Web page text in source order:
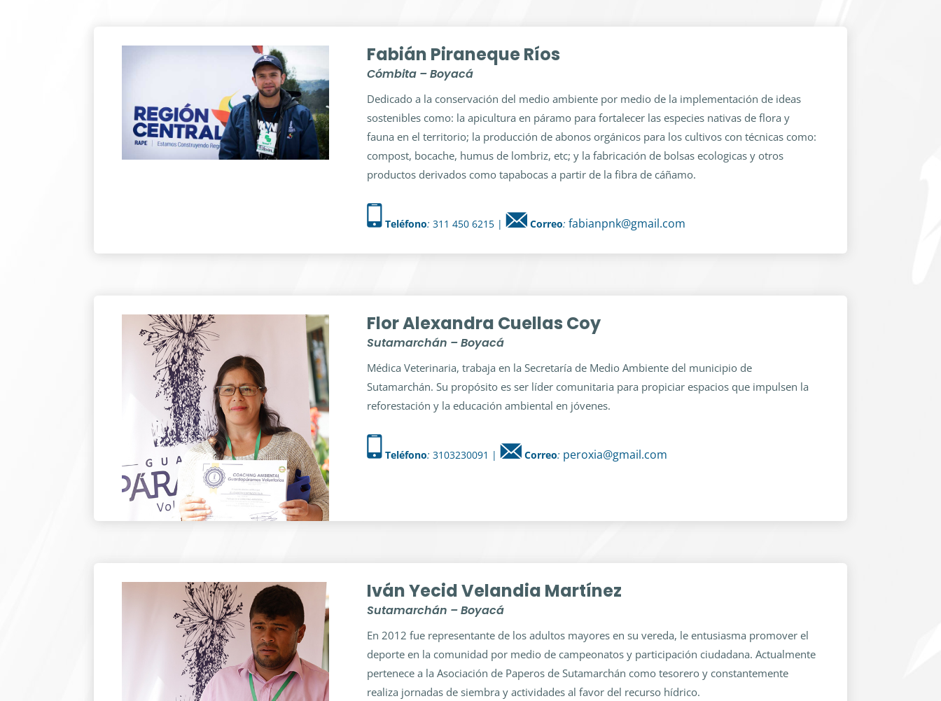
Fabián Piraneque Ríos
Cómbita – Boyacá
Dedicado a la conservación del medio ambiente por medio de la implementación de ideas
sostenibles como: la apicultura en páramo para fortalecer las especies nativas de flora y
fauna en el territorio; la producción de abonos orgánicos para los cultivos con técnicas como:
compost, bocache, humus de lombriz, etc; y la fabricación de bolsas ecologicas y otros
productos derivados como tapabocas a partir de la fibra de cáñamo.
Teléfono: 311 450 6215 | Correo: fabianpnk@gmail.com
Flor Alexandra Cuellas Coy
Sutamarchán – Boyacá
Médica Veterinaria, trabaja en la Secretaría de Medio Ambiente del municipio de
Sutamarchán. Su propósito es ser líder comunitaria para propiciar espacios que impulsen la
reforestación y la educación ambiental en jóvenes.
Teléfono: 3103230091 | Correo: peroxia@gmail.com
Iván Yecid Velandia Martínez
Sutamarchán – Boyacá
En 2012 fue representante de los adultos mayores en su vereda, le entusiasma promover el
deporte en la comunidad por medio de campeonatos y participación ciudadana. Actualmente
pertenece a la Asociación de Paperos de Sutamarchán como tesorero y constantemente
realiza jornadas de siembra y actividades al favor del recurso hídrico.